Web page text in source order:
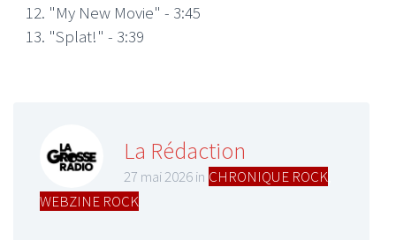
"My New Movie" - 3:45
"Splat!" - 3:39
La Rédaction
27 mai 2026 in CHRONIQUE ROCK
WEBZINE ROCK